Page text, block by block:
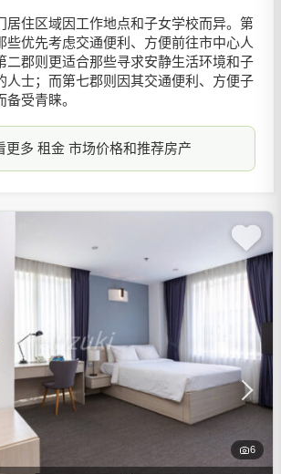
居住区域因工作地点和子女学校而异。第
些优先考虑交通便利、方便前往市中心人
二郡则更适合那些寻求安静生活环境和子
人士；而第七郡则因其交通便利、方便子
受青睐。
更多 租金 市场价格和推荐房产
6